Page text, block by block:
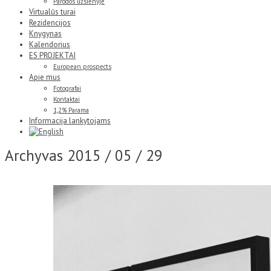
Virtualūs turai
Rezidencijos
Knygynas
Kalendorius
ES PROJEKTAI
European prospects
Apie mus
Fotografai
Kontaktai
1,2% Parama
Informacija lankytojams
Archyvas 2015 / 05 / 29